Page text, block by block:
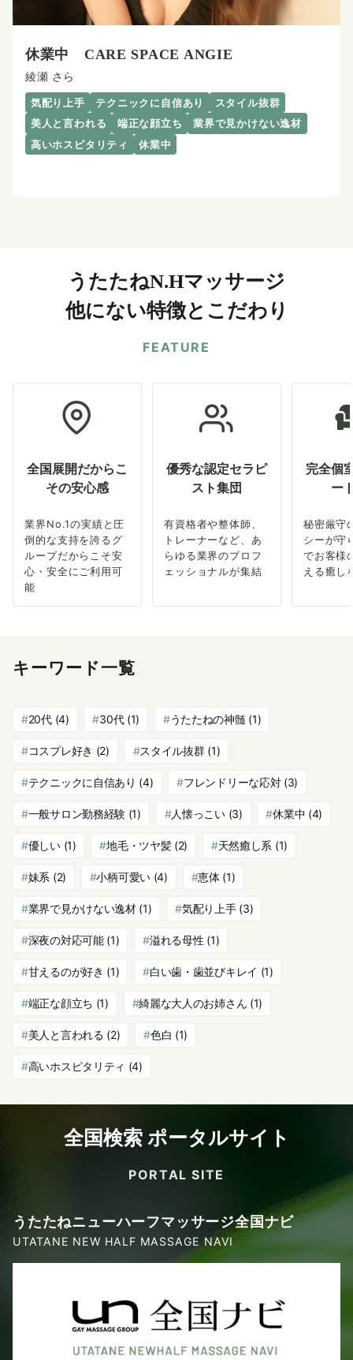
休業中 CARE SPACE ANGIE
綾瀬 さら
気配り上手 テクニックに自信あり
スタイル抜群
美人と言われる
端正な顔立ち
業界で見かけない逸材
高いホスピタリティ
休業中
うたたねN.Hマッサージ
他にない特徴とこだわり
FEATURE
全国展開だからこ
その安心感
業界No.1の実績と圧
倒的な支持を誇るグ
ループだからこそ安
心・安全にご利用可
能
優秀な認定セラピ
スト集団
有資格者や整体師、
トレーナーなど、あ
らゆる業界のプロフ
ェッショナルが集結
完全個
ー
秘密厳守
シーが守
でお客様
える癒し
キーワード一覧
20代(4) 30代(1) うたたねの神髄 (1)
コスプレ好き (2) スタイル抜群(1)
テクニックに自信あり (4) フレンドリーな応対(3)
一般サロン勤務経験 (1) 人懐っこい(3) 休業中 (4)
優しい(1) 地毛・ツヤ髪(2) 天然癒し系 (1)
妹系 (2) 小柄可愛い(4) 恵体(1)
業界で見かけない逸材(1) 気配り上手(3)
深夜の対応可能(1) 溢れる母性 (1)
甘えるのが好き (1) 白い歯・歯並びキレイ (1)
端正な顔立ち (1) 綺麗な大人のお姉さん (1)
美人と言われる (2) 色白 (1)
高いホスピタリティ (4)
全国検索 ポータルサイト
PORTAL SITE
うたたねニューハーフマッサージ全国ナビ
UTATANE NEW HALF MASSAGE NAVI